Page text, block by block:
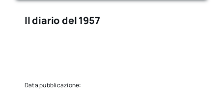
Il diario del 1957
Data pubblicazione: